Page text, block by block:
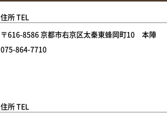
住所 TEL
〒616-8586 京都市右京区太秦東蜂岡町10 本陣
075-864-7710
住所 TEL